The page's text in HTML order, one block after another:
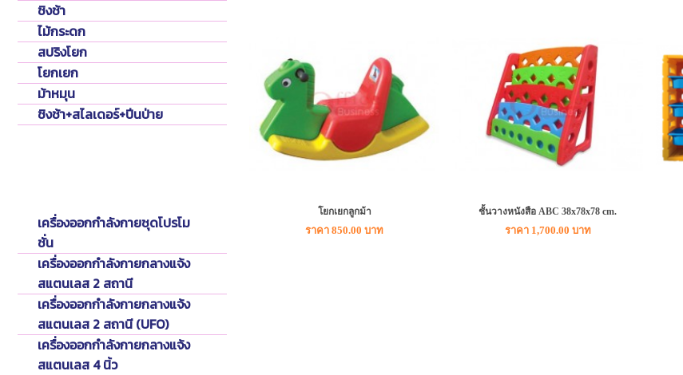
ชิงช้า
ไม้กระดก
สปริงโยก
โยกเยก
ม้าหมุน
ชิงช้า+สไลเดอร์+ปีนป่าย
เครื่องออกกำลังกายชุดโปรโม
ชั่น
เครื่องออกกำลังกายกลางแจ้ง
สแตนเลส 2 สถานี
เครื่องออกกำลังกายกลางแจ้ง
สแตนเลส 2 สถานี (UFO)
เครื่องออกกำลังกายกลางแจ้ง
สแตนเลส 4 นิ้ว
โยกเยกลูกม้า
ราคา 850.00 บาท
ชั้นวางหนังสือ ABC 38x78x78 cm.
ราคา 1,700.00 บาท